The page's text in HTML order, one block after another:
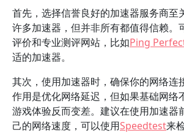
首先，选择信誉良好的加速器服务商至
许多加速器，但并非所有都值得信赖。
评价和专业测评网站，比如Ping
适的加速器。
其次，使用加速器时，确保你的网络连
作用是优化网络延迟，但如果基础网络
游戏体验反而变差。建议在使用加速器
己的网络速度，可以使用Speedtest来